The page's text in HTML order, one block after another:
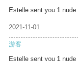
Estelle sent you 1 nude
2021-11-01
游客
Estelle sent you 1 nude